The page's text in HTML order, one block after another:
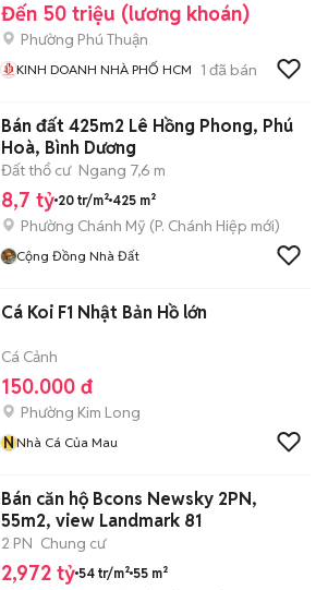
Đến 50 triệu (lương khoán)
Phường Phú Thuận
KINH DOANH NHÀ PHỐ HCM 1 đã bán
Bán đất 425m2 Lê Hồng Phong, Phú
Hoà, Bình Dương
Đất thổ cư Ngang 7,6 m
8,7 tỷ 20 tr/m² 425 m²
Phường Chánh Mỹ (P. Chánh Hiệp mới)
Cộng Đồng Nhà Đất
Cá Koi F1 Nhật Bản Hồ lớn
Cá Cảnh
150.000 đ
Phường Kim Long
NNhà Cá Của Mau
Bán căn hộ Bcons Newsky 2PN,
55m2, view Landmark 81
2 PN Chung cư
2,972 tỷ 54 tr/m² 55 m²